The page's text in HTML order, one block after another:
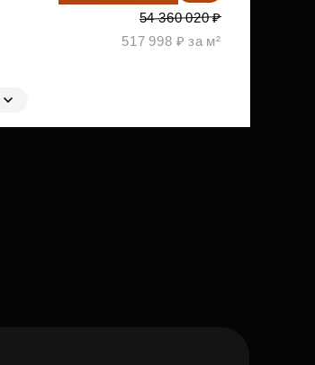
54 360 020 ₽
517 998 ₽ за м²